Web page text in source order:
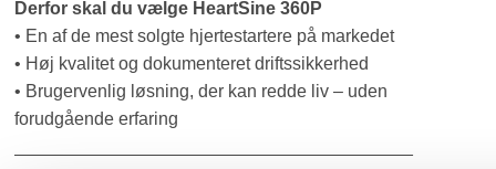
Derfor skal du vælge HeartSine 360P
• En af de mest solgte hjertestartere på markedet
• Høj kvalitet og dokumenteret driftssikkerhed
• Brugervenlig løsning, der kan redde liv – uden
forudgående erfaring